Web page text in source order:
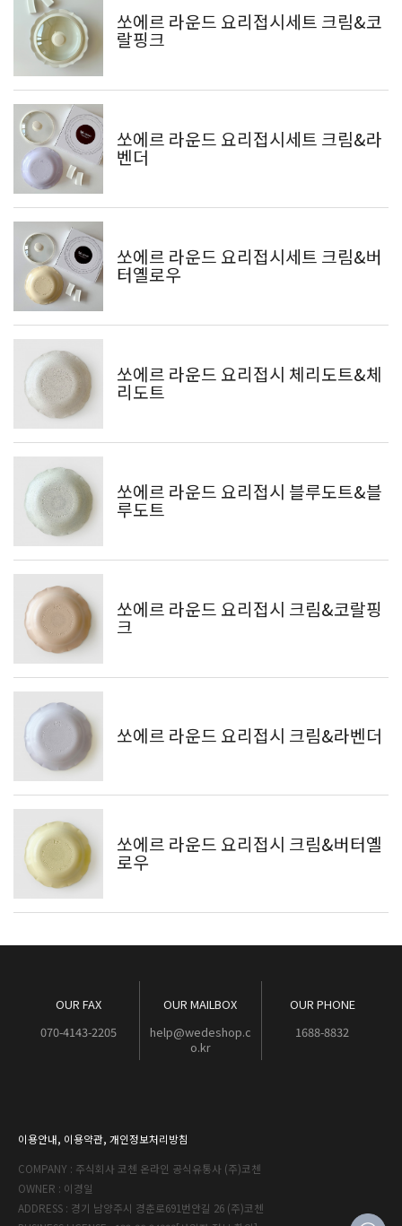
쏘에르 라운드 요리접시세트 크림&코
랄핑크
쏘에르 라운드 요리접시세트 크림&라
벤더
쏘에르 라운드 요리접시세트 크림&버
터옐로우
쏘에르 라운드 요리접시 체리도트&체
리도트
쏘에르 라운드 요리접시 블루도트&블
루도트
쏘에르 라운드 요리접시 크림&코랄핑
크
쏘에르 라운드 요리접시 크림&라벤더
쏘에르 라운드 요리접시 크림&버터옐
로우
OUR FAX
070-4143-2205
OUR MAILBOX
help@wedeshop.c
o.kr
OUR PHONE
1688-8832
이용안내, 이용약관, 개인정보처리방침
COMPANY : 주식회사 코첸 온라인 공식유통사 (주)코첸
OWNER : 이경일
ADDRESS : 경기 남양주시 경춘로691번안길 26 (주)코첸